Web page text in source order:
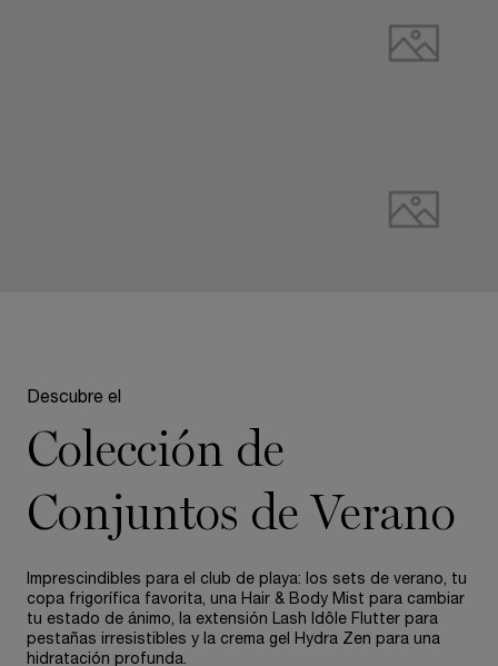
Descubre el
Colección de
Conjuntos de Verano
Imprescindibles para el club de playa: los sets de verano, tu
copa frigorífica favorita, una Hair & Body Mist para cambiar
tu estado de ánimo, la extensión Lash Idôle Flutter para
pestañas irresistibles y la crema gel Hydra Zen para una
hidratación profunda.